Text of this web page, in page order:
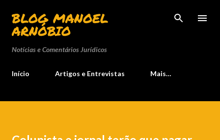
Pular para o conteúdo principal
BLOG MANOEL
ARNÓBIO
Notícias e Comentários Jurídicos
Início Artigos e Entrevistas Mais…